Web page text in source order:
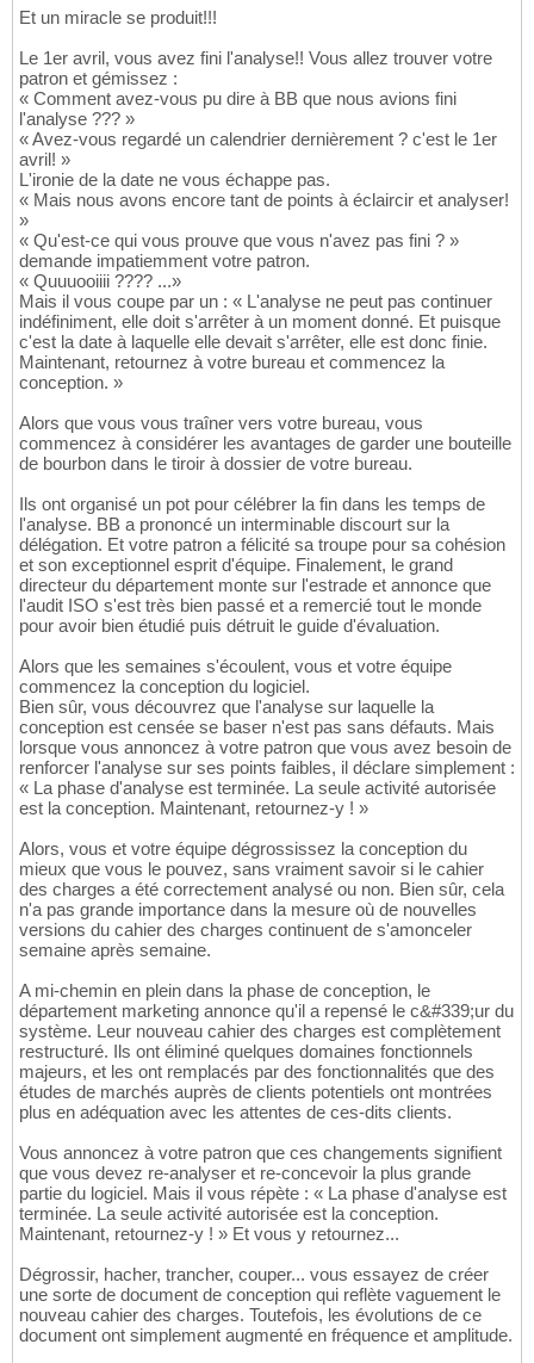
Et un miracle se produit!!!
Le 1er avril, vous avez fini l'analyse!! Vous allez trouver votre
patron et gémissez :
« Comment avez-vous pu dire à BB que nous avions fini
l'analyse ??? »
« Avez-vous regardé un calendrier dernièrement ? c'est le 1er
avril! »
L'ironie de la date ne vous échappe pas.
« Mais nous avons encore tant de points à éclaircir et analyser!
»
« Qu'est-ce qui vous prouve que vous n'avez pas fini ? »
demande impatiemment votre patron.
« Quuuooiiii ???? ...»
Mais il vous coupe par un : « L'analyse ne peut pas continuer
indéfiniment, elle doit s'arrêter à un moment donné. Et puisque
c'est la date à laquelle elle devait s'arrêter, elle est donc finie.
Maintenant, retournez à votre bureau et commencez la
conception. »
Alors que vous vous traîner vers votre bureau, vous
commencez à considérer les avantages de garder une bouteille
de bourbon dans le tiroir à dossier de votre bureau.
Ils ont organisé un pot pour célébrer la fin dans les temps de
l'analyse. BB a prononcé un interminable discourt sur la
délégation. Et votre patron a félicité sa troupe pour sa cohésion
et son exceptionnel esprit d'équipe. Finalement, le grand
directeur du département monte sur l'estrade et annonce que
l'audit ISO s'est très bien passé et a remercié tout le monde
pour avoir bien étudié puis détruit le guide d'évaluation.
Alors que les semaines s'écoulent, vous et votre équipe
commencez la conception du logiciel.
Bien sûr, vous découvrez que l'analyse sur laquelle la
conception est censée se baser n'est pas sans défauts. Mais
lorsque vous annoncez à votre patron que vous avez besoin de
renforcer l'analyse sur ses points faibles, il déclare simplement :
« La phase d'analyse est terminée. La seule activité autorisée
est la conception. Maintenant, retournez-y ! »
Alors, vous et votre équipe dégrossissez la conception du
mieux que vous le pouvez, sans vraiment savoir si le cahier
des charges a été correctement analysé ou non. Bien sûr, cela
n'a pas grande importance dans la mesure où de nouvelles
versions du cahier des charges continuent de s'amonceler
semaine après semaine.
A mi-chemin en plein dans la phase de conception, le
département marketing annonce qu'il a repensé le c&#339;ur du
système. Leur nouveau cahier des charges est complètement
restructuré. Ils ont éliminé quelques domaines fonctionnels
majeurs, et les ont remplacés par des fonctionnalités que des
études de marchés auprès de clients potentiels ont montrées
plus en adéquation avec les attentes de ces-dits clients.
Vous annoncez à votre patron que ces changements signifient
que vous devez re-analyser et re-concevoir la plus grande
partie du logiciel. Mais il vous répète : « La phase d'analyse est
terminée. La seule activité autorisée est la conception.
Maintenant, retournez-y ! » Et vous y retournez...
Dégrossir, hacher, trancher, couper... vous essayez de créer
une sorte de document de conception qui reflète vaguement le
nouveau cahier des charges. Toutefois, les évolutions de ce
document ont simplement augmenté en fréquence et amplitude.